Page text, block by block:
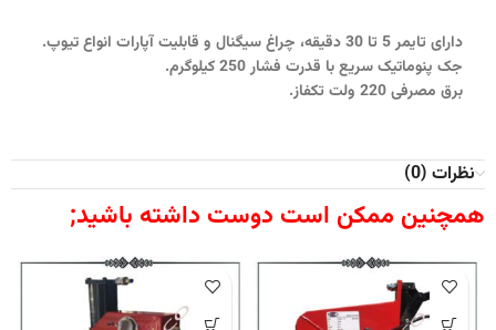
دارای تایمر 5 تا 30 دقیقه، چراغ سیگنال و قابلیت آپارات انواع تیوپ.
جک پنوماتیک سریع با قدرت فشار 250 کیلوگرم.
برق مصرفی 220 ولت تکفاز.
نظرات (0)
همچنین ممکن است دوست داشته باشید;